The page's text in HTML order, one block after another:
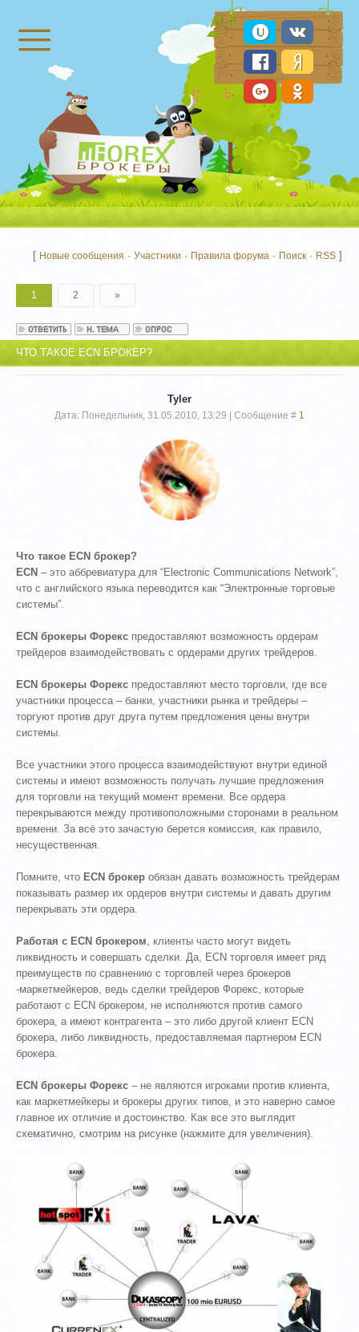
Брокеры Форекс
[ Новые сообщения ·Участники · Правила форума · Поиск · RSS ]
1 2 »
ЧТО ТАКОЕ ECN БРОКЕР?
Tyler
Дата: Понедельник, 31.05.2010, 13:29 | Сообщение # 1
Что такое ECN брокер?
ECN – это аббревиатура для “Electronic Communications Network”,
что с английского языка переводится как “Электронные торговые
системы”.
ECN брокеры Форекс предоставляют возможность ордерам
трейдеров взаимодействовать с ордерами других трейдеров.
ECN брокеры Форекс предоставляют место торговли, где все
участники процесса – банки, участники рынка и трейдеры –
торгуют против друг друга путем предложения цены внутри
системы.
Все участники этого процесса взаимодействуют внутри единой
системы и имеют возможность получать лучшие предложения
для торговли на текущий момент времени. Все ордера
перекрываются между противоположными сторонами в реальном
времени. За всё это зачастую берется комиссия, как правило,
несущественная.
Помните, что ECN брокер обязан давать возможность трейдерам
показывать размер их ордеров внутри системы и давать другим
перекрывать эти ордера.
Работая с ECN брокером , клиенты часто могут видеть
ликвидность и совершать сделки. Да, ECN торговля имеет ряд
преимуществ по сравнению с торговлей через брокеров
-маркетмейкеров, ведь сделки трейдеров Форекс, которые
работают с ECN брокером, не исполняются против самого
брокера, а имеют контрагента – это либо другой клиент ECN
брокера, либо ликвидность, предоставляемая партнером ECN
брокера.
ECN брокеры Форекс – не являются игроками против клиента,
как маркетмейкеры и брокеры других типов, и это наверно самое
главное их отличие и достоинство. Как все это выглядит
схематично, смотрим на рисунке (нажмите для увеличения).